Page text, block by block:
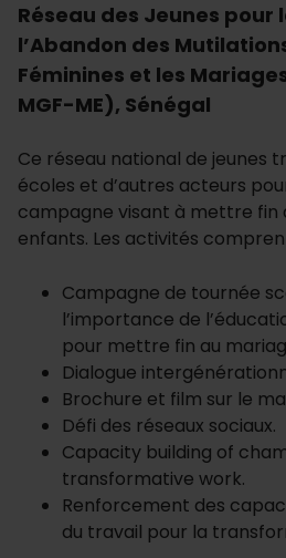
Réseau des Jeunes pour
l’Abandon des
Féminines et les
MGF-ME), Sénégal
Ce réseau national de jeunes
écoles et d’autres acteurs
campagne visant à mettre fin
enfants. Les activités
Campagne de tournée
l’importance de
pour mettre fin au
Dialogue
Brochure et film sur le
Défi des réseaux sociaux.
Capacity building of
transformative work.
Renforcement des
du travail pour la